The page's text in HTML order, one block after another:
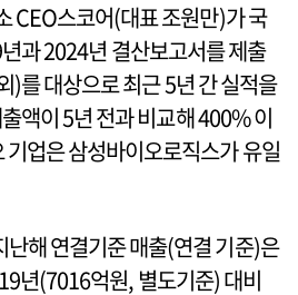
CEO스코어(대표 조원만)가 국
과 2024년 결산보고서를 제출
)를 대상으로 최근 5년 간 실적을
액이 5년 전과 비교해 400% 이
업은 삼성바이오로직스가 유일
해 연결기준 매출(연결 기준)은
년(7016억원, 별도기준) 대비